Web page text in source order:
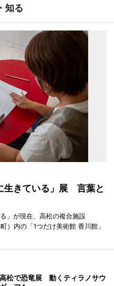
知る
生きている」展 言葉と
」が現在、高松の複合施設
）内の「1つだけ美術館 香川館」
松で恐竜展 動くティラノサウ